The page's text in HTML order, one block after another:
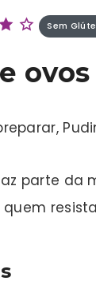
Sem
ovos
parte da
quem